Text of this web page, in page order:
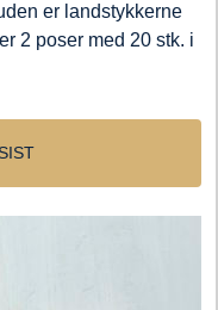
er landstykkerne
2 poser med 20 stk. i